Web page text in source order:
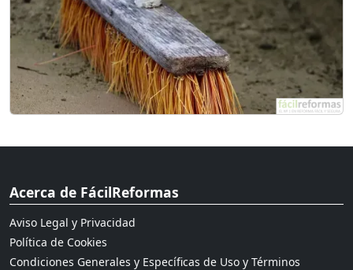
Acerca de FácilReformas
Aviso Legal y Privacidad
Política de Cookies
Condiciones Generales y Específicas de Uso y Términos